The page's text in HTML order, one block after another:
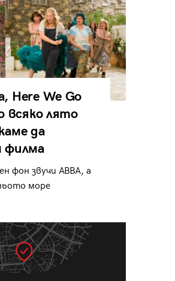
Here We Go
всяко лято
да
филма
фон звучи ABBA, а
море